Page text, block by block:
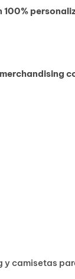
camisetas